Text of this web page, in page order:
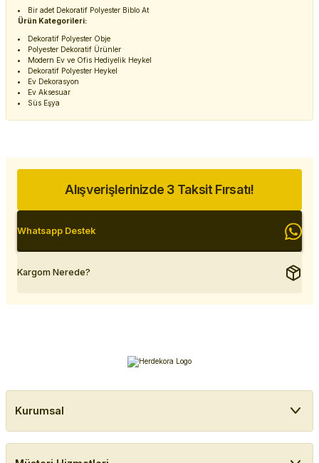
Bir adet Dekoratif Polyester Biblo At
Ürün Kategorileri:
Dekoratif Polyester Obje
Polyester Dekoratif Ürünler
Modern Ev ve Ofis Hediyelik Heykel
Dekoratif Polyester Heykel
Ev Dekorasyon
Ev Aksesuar
Süs Eşya
Alışverişlerinizde 3 Taksit Fırsatı!
Whatsapp Destek
Kargom Nerede?
Kurumsal